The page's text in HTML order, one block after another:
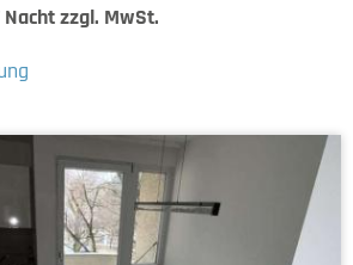
zzgl. MwSt.